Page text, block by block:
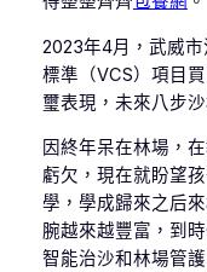
2023年4月，武威
標準（VCS）項目
璽表現，未來八步
因終年呆在林場，
虧欠，現在就盼望
學，學成歸來之后
腕越來越豐富，到
智能治沙和林場管